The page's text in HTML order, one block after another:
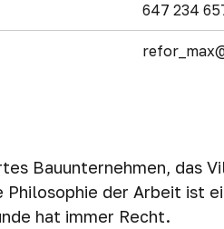
647 234
Bauunternehmen, das
der Arbeit ist
hat immer Recht.